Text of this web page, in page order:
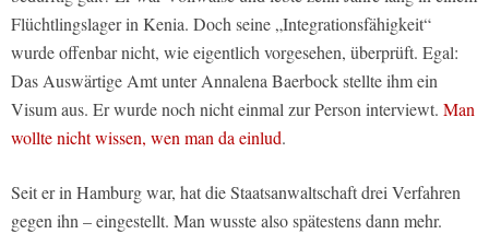
Flüchtlingslager in Kenia. Doch seine „Integrationsfähigkeit“
wurde offenbar nicht, wie eigentlich vorgesehen, überprüft. Egal:
Das Auswärtige Amt unter Annalena Baerbock stellte ihm ein
Visum aus. Er wurde noch nicht einmal zur Person interviewt. Man
wollte nicht wissen, wen man da einlud.
Seit er in Hamburg war, hat die Staatsanwaltschaft drei Verfahren
gegen ihn – eingestellt. Man wusste also spätestens dann mehr.